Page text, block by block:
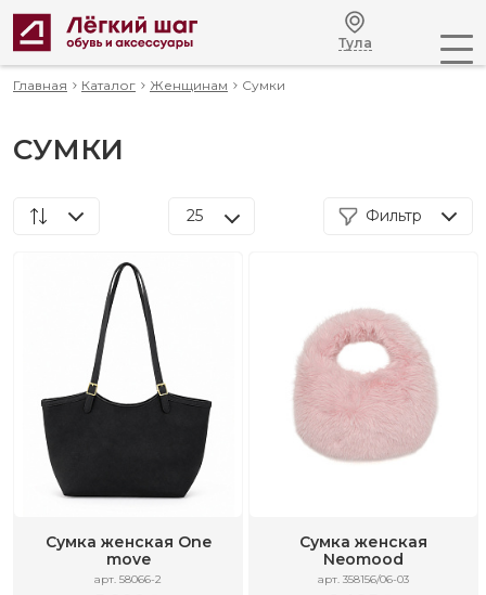
Тула
Главная Каталог Женщинам Сумки
СУМКИ
25 Фильтр
Сумка женская One
move
арт. 58066-2
Сумка женская
Neomood
арт. 358156/06-03